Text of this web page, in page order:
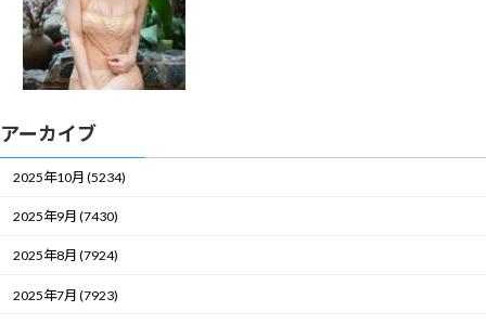
アーカイブ
2025年10月 (5234)
2025年9月 (7430)
2025年8月 (7924)
2025年7月 (7923)